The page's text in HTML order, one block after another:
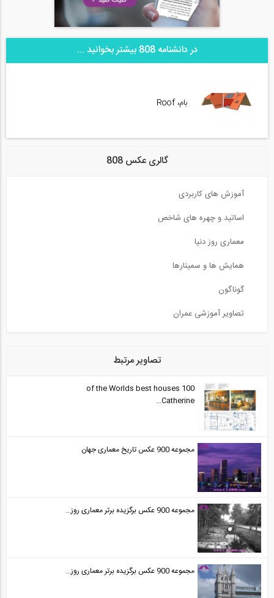
در دانشنامه 808 بیشتر بخوانید ...
بام، Roof
گالری عکس 808
آموزش های کاربردی
اساتید و چهره های شاخص
معماری روز دنیا
همایش ها و سمینارها
گوناگون
تصاویر آموزشی عمران
تصاویر مرتبط
100 of the Worlds best houses
Catherine...
مجموعه 900 عکس تاریخ معماری جهان
مجموعه 900 عکس برگزیده برتر معماری روز...
مجموعه 900 عکس برگزیده برتر معماری روز...